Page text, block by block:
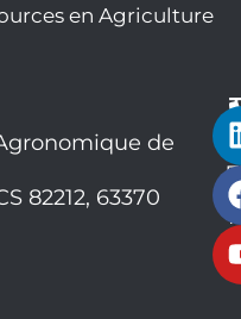
en Agriculture
de
82212, 63370